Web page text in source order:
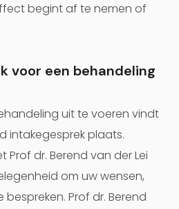
begint af te nemen of
voor een behandeling
uit te voeren vindt
intakegesprek plaats.
Prof dr. Berend van der Lei
om uw wensen,
Prof dr. Berend